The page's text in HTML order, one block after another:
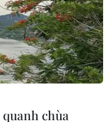
Thanh Hóa,
đi làm nhiệm vụ
toàn.
chùa